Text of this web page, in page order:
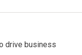
drive business